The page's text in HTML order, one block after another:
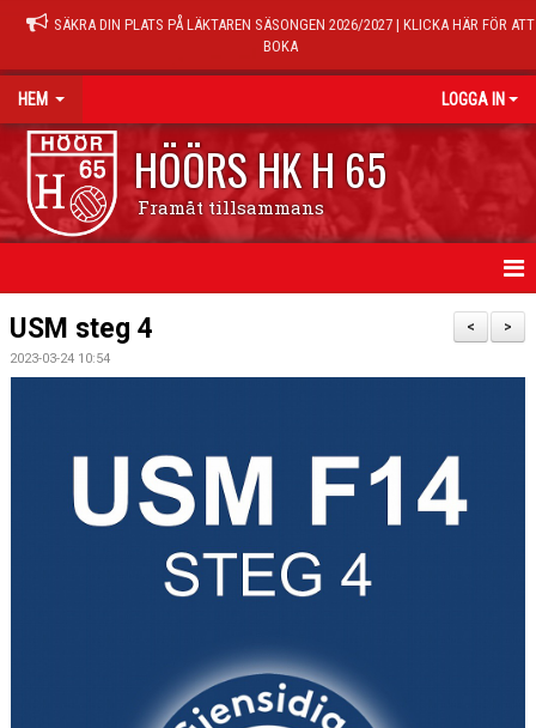
SÄKRA DIN PLATS PÅ LÄKTAREN SÄSONGEN 2026/2027 | KLICKA HÄR FÖR ATT
BOKA
HEM LOGGA IN
HÖÖRS HK H 65
Framåt tillsammans
HEM
NYHETER
TRÄNINGSTIDER
MEDLEMSAVGIFTER 2026/2027
>
<
USM steg 4
2023-03-24 10:54